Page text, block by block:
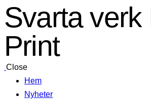
Svarta verk
Print
Close
Hem
Nyheter